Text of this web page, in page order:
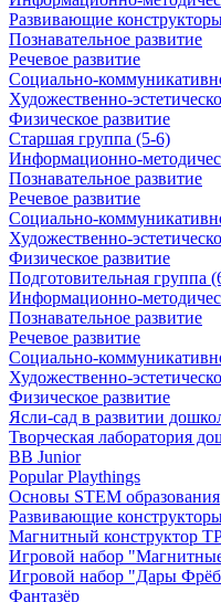
Развивающие
Познавательное развитие
Речевое развитие
Социально-
Художественно-
Физическое развитие
Старшая группа (5-6)
Информационно-
Познавательное развитие
Речевое развитие
Социально-
Художественно-
Физическое развитие
Подготовительная группа
Информационно-
Познавательное развитие
Речевое развитие
Социально-
Художественно-
Физическое развитие
Ясли-сад в развитии
Творческая лаборатория
BB Junior
Popular Playthings
Основы STEM образования
Развивающие
Магнитный конструктор
Игровой набор
Игровой набор "Дары
Фантазёр